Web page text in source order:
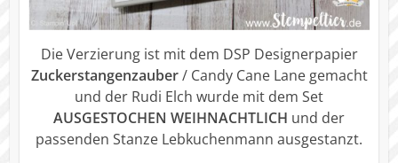
Die Verzierung ist mit dem DSP Designerpapier
Zuckerstangenzauber/ Candy Cane Lane gemacht
und der Rudi Elch wurde mit dem Set
AUSGESTOCHEN WEIHNACHTLICH und der
passenden Stanze Lebkuchenmann ausgestanzt.